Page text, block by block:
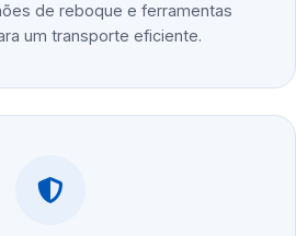
de reboque e ferramentas
um transporte eficiente.